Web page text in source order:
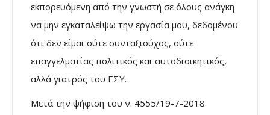
εκπορευόμενη από την γνωστή σε όλους ανάγκη
να μην εγκαταλείψω την εργασία μου, δεδομένου
ότι δεν είμαι ούτε συνταξιούχος, ούτε
επαγγελματίας πολιτικός και αυτοδιοικητικός,
αλλά γιατρός του ΕΣΥ.
Μετά την ψήφιση του ν. 4555/19-7-2018